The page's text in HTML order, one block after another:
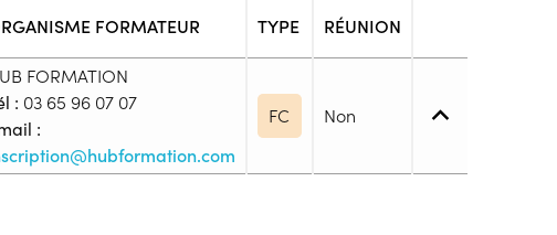
FORMATEUR TYPE RÉUNION
FORMATION
: 03 65 96 07 07
:
FC Non